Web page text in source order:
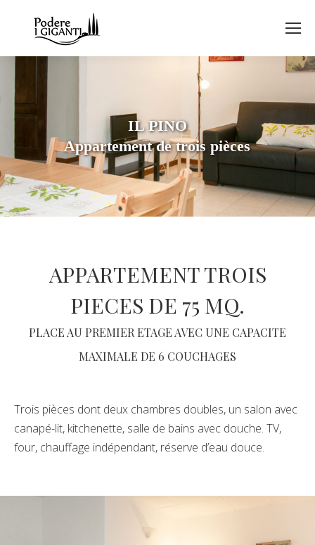
IL PINO
Appartement de trois pièces
APPARTEMENT TROIS
PIECES DE 75 MQ.
PLACE AU PREMIER ETAGE AVEC UNE CAPACITE
MAXIMALE DE 6 COUCHAGES
Trois pièces dont deux chambres doubles, un salon avec
canapé-lit, kitchenette, salle de bains avec douche. TV,
four, chauffage indépendant, réserve d’eau douce.